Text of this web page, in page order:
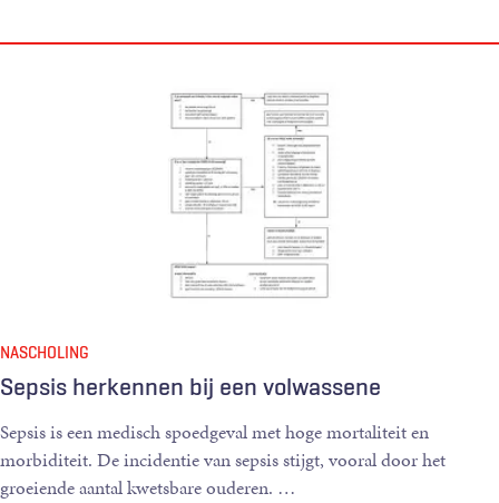
Sepsis herkennen bij een volwassene
NASCHOLING
Sepsis is een medisch spoedgeval met hoge mortaliteit en
morbiditeit. De incidentie van sepsis stijgt, vooral door het
groeiende aantal kwetsbare ouderen. …